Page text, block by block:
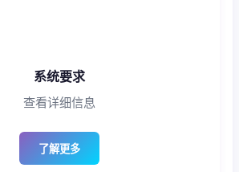
系统要求
查看详细信息
了解更多